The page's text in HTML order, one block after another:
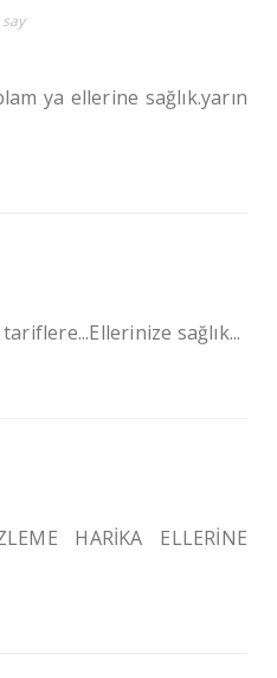
ya ellerine sağlık.yarın
sağlık...
HARİKA ELLERİNE